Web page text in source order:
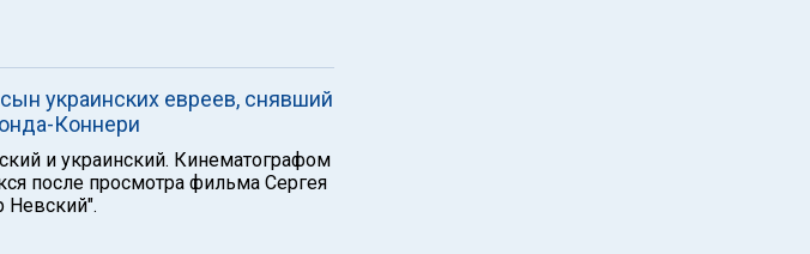
украинских евреев, снявший
Коннери
и украинский. Кинематографом
после просмотра фильма Сергея
Невский".